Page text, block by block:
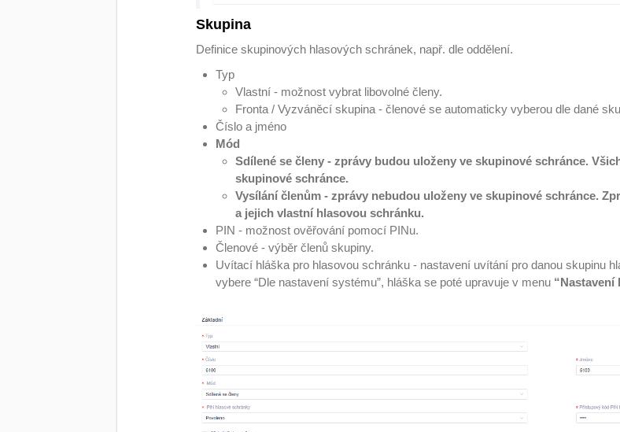
Skupina
Definice skupinových hlasových schránek, např. dle oddělení.
Typ
Vlastní - možnost vybrat libovolné členy.
Fronta / Vyzváněcí skupina - členové se automaticky vyberou dle dané
Číslo a jméno
Mód
Sdílené se členy - zprávy budou uloženy ve skupinové schránce.
skupinové schránce.
Vysílání členům - zprávy nebudou uloženy ve skupinové schránce.
a jejich vlastní hlasovou schránku.
PIN - možnost ověřování pomocí PINu.
Členové - výběr členů skupiny.
Uvítací hláška pro hlasovou schránku - nastavení uvítání pro danou skupinu
vybere “Dle nastavení systému”, hláška se poté upravuje v menu “Nastavení